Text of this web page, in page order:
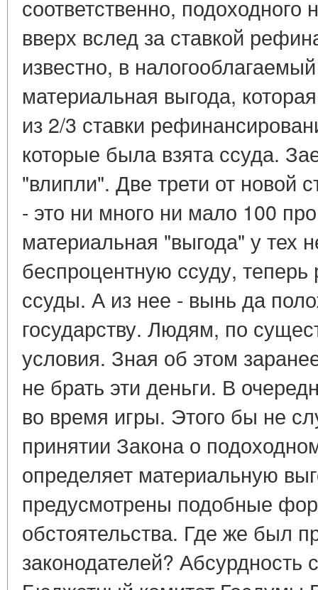
соответственно, подоходного
вверх вслед за ставкой
известно, в
материальная выгода,
из 2/3 ставки
которые была взята ссуда.
"влипли". Две трети от новой
- это ни много ни мало 100
материальная "выгода" у тех
беспроцентную ссуду,
ссуды. А из нее - вынь да
государству. Людям, по
условия. Зная об этом
не брать эти деньги. В
во время игры. Этого бы не
принятии Закона о
определяет материальную
предусмотрены подобные
обстоятельства. Где же был
законодателей? Абсурдность